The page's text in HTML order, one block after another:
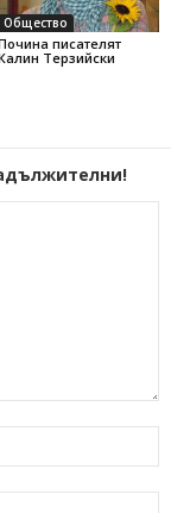
Общество
писателят
Терзийски